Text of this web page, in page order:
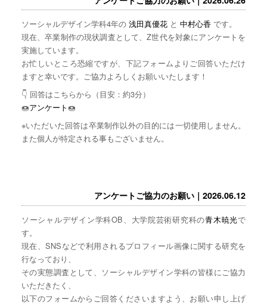
ソーシャルデザイン学科4年の 浅田真優花と 中村心香 です。
現在、卒業制作の現状調査として、Z世代を対象にアンケートを
実施しています。
お忙しいところ恐縮ですが、下記フォームよりご回答いただけ
ますと幸いです。ご協力よろしくお願いいたします！
👇 回答はこちらから（目安：約3分）
🍩アンケート🍩
※いただいた回答は卒業制作以外の目的には一切使用しません。
また個人が特定される事もございません。
アンケートご協力のお願い｜2026.06.12
ソーシャルデザイン学科OB、大学院芸術研究科の青木暁光で
す。
現在、SNSなどで利用されるプロフィール画像に関する研究を
行なっており、
その実態調査として、ソーシャルデザイン学科の皆様にご協力
いただきたく、
以下のフォームからご回答くださいますよう、お願い申し上げ